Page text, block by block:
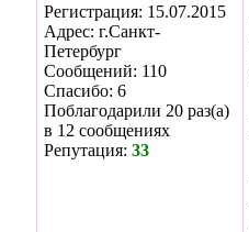
Регистрация: 15.07.2015
Адрес: г.Санкт-
Петербург
Сообщений: 110
Спасибо: 6
Поблагодарили 20 раз(а)
в 12 сообщениях
Репутация: 33